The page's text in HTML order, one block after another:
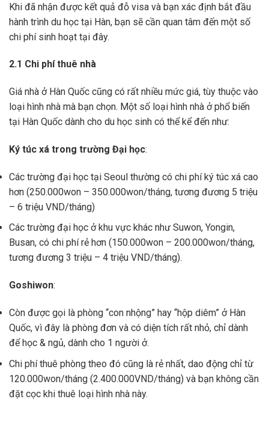
Khi đã nhận được kết quả đỗ visa và bạn xác định bắt đầu
hành trình du học tại Hàn, bạn sẽ cần quan tâm đến một số
chi phí sinh hoạt tại đây.
2.1 Chi phí thuê nhà
Giá nhà ở Hàn Quốc cũng có rất nhiều mức giá, tùy thuộc vào
loại hình nhà mà bạn chọn. Một số loại hình nhà ở phổ biến
tại Hàn Quốc dành cho du học sinh có thể kể đến như:
Ký túc xá trong trường Đại học:
Các trường đại học tại Seoul thường có chi phí ký túc xá cao
hơn (250.000won – 350.000won/tháng, tương đương 5 triệu
– 6 triệu VND/tháng)
Các trường đại học ở khu vực khác như Suwon, Yongin,
Busan, có chi phí rẻ hơn (150.000won – 200.000won/tháng,
tương đương 3 triệu – 4 triệu VND/tháng).
Goshiwon:
Còn được gọi là phòng “con nhộng” hay “hộp diêm” ở Hàn
Quốc, vì đây là phòng đơn và có diện tích rất nhỏ, chỉ dành
để học & ngủ, dành cho 1 người ở.
Chi phí thuê phòng theo đó cũng là rẻ nhất, dao động chỉ từ
120.000won/tháng (2.400.000VND/tháng) và bạn không cần
đặt cọc khi thuê loại hình nhà này.